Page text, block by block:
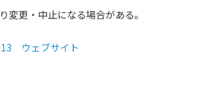
変更・中止になる場合がある。
ウェブサイト